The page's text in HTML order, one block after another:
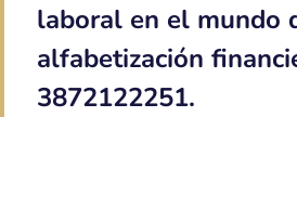
laboral en el mundo
alfabetización
3872122251.